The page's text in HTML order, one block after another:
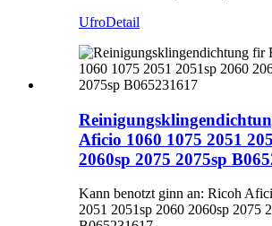
UfroDetail
Aficio 1060 1075 2051
2060sp 2075 2075sp
Kann benotzt ginn an: Ricoh
2051 2051sp 2060 2060sp 2075